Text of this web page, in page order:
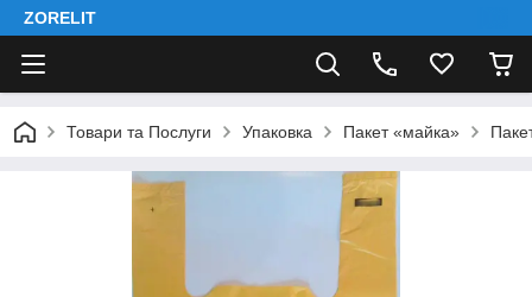
ZORELIT
Товари та Послуги Упаковка Пакет «майка»